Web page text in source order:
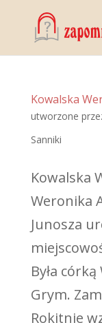
Kowalska
utworzone
Sanniki
Kowalska
Weronika
Junosza
Była
Grym.
Rokitnie